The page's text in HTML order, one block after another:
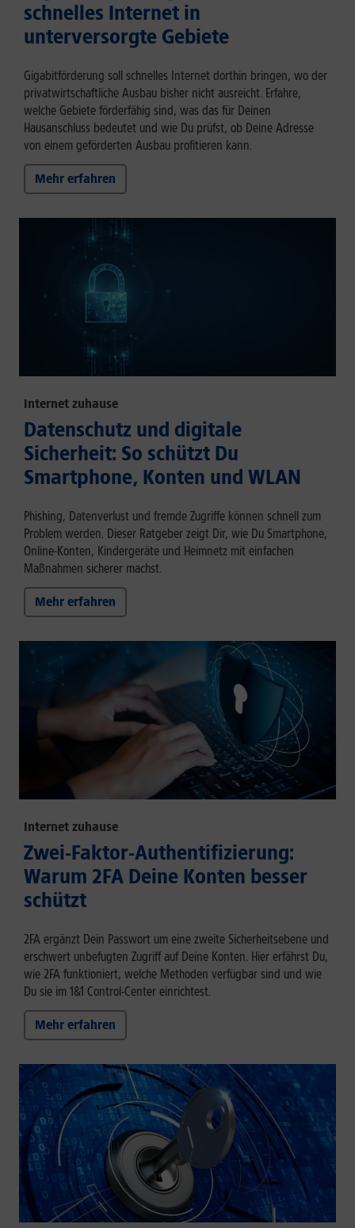
schnelles Internet in
unterversorgte Gebiete
Gigabitförderung soll schnelles Internet dorthin bringen, wo der
privatwirtschaftliche Ausbau bisher nicht ausreicht. Erfahre,
welche Gebiete förderfähig sind, was das für Deinen
Hausanschluss bedeutet und wie Du prüfst, ob Deine Adresse
von einem geförderten Ausbau profitieren kann.
Mehr erfahren
Internet zuhause
Datenschutz und digitale
Sicherheit: So schützt Du
Smartphone, Konten und WLAN
Phishing, Datenverlust und fremde Zugriffe können schnell zum
Problem werden. Dieser Ratgeber zeigt Dir, wie Du Smartphone,
Online-Konten, Kindergeräte und Heimnetz mit einfachen
Maßnahmen sicherer machst.
Mehr erfahren
Internet zuhause
Zwei-Faktor-Authentifizierung:
Warum 2FA Deine Konten besser
schützt
2FA ergänzt Dein Passwort um eine zweite Sicherheitsebene und
erschwert unbefugten Zugriff auf Deine Konten. Hier erfährst Du,
wie 2FA funktioniert, welche Methoden verfügbar sind und wie
Du sie im 1&1 Control-Center einrichtest.
Mehr erfahren